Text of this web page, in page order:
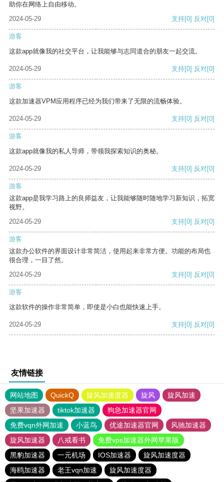
助你在网络上自由移动。
2024-05-29
支持[0] 反对[0]
游客
这款app就像我的社交平台，让我能够与志同道合的朋友一起交流。
2024-05-29 支持[0] 反对[0]
游客
这款加速器VPM应用程序已经为我们带来了无限的流畅体验。
2024-05-29 支持[0] 反对[0]
游客
这款app就像我的私人导师，带领我探索知识的奥秘。
2024-05-29 支持[0] 反对[0]
游客
这款app是我学习路上的良师益友，让我能够随时随地学习新知识，拓宽
视野。
2024-05-29
支持[0] 反对[0]
游客
这款办公软件的界面设计非常简洁，使用起来非常方便。功能的布局也
很合理，一目了然。
2024-05-29
支持[0] 反对[0]
游客
这款软件的操作非常简单，即使是小白也能快速上手。
2024-05-29 支持[0] 反对[0]
友情链接
网站地图 QuickQ 旋风加速度器 旋风
旋风加速
坚果加速器
tiktok加速器
狗急加速器官网
免费vqn外网加速
小蓝鸟 优途加速器官网
风驰加速器
旋风加速器
八戒看书
免费vps加速器外网苹果版
黑豹加速器
一元机场 IOS加速器
旋风加速度器
海鸥加速器
老王vqn加速
旋风加速度器